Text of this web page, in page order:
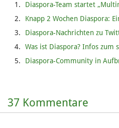
Diaspora-Team startet
Knapp 2 Wochen Diaspora:
Diaspora-Nachrichten zu
Was ist Diaspora? Infos zum
Diaspora-Community in
37 Kommentare